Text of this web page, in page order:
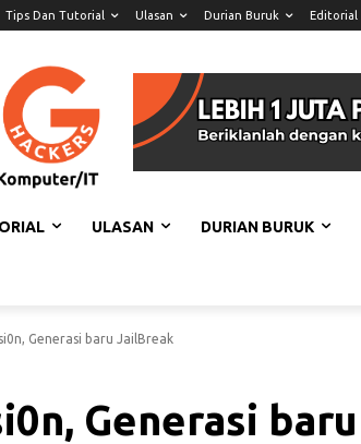
Tips Dan Tutorial Ulasan Durian Buruk Editorial
ULASAN DURIAN BURUK
Generasi baru JailBreak
Generasi baru